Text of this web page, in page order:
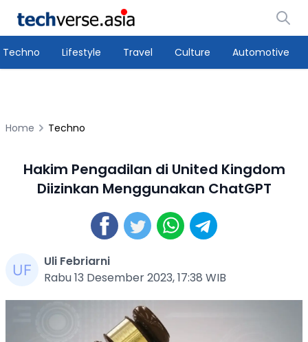
Techno Lifestyle Travel Culture Automotive
Home Techno
Hakim Pengadilan di United Kingdom
Diizinkan Menggunakan ChatGPT
Uli Febriarni
Rabu 13 Desember 2023, 17:38 WIB